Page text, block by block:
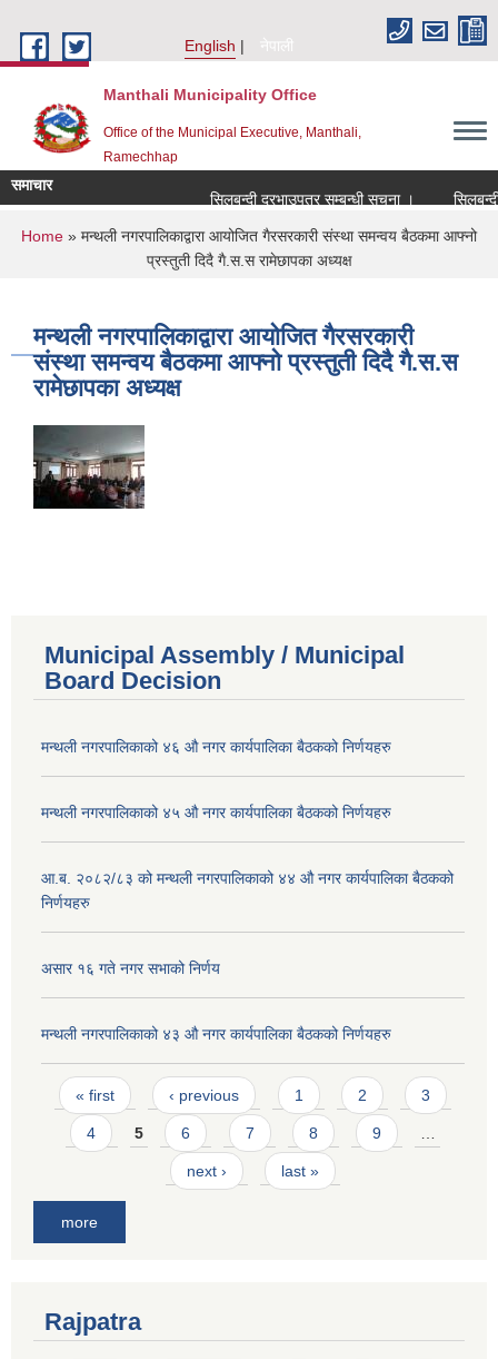
English
नेपाली
Manthali Municipality Office
Office of the Municipal Executive, Manthali,
Ramechhap
समाचार
सिलबन्दी दरभाउपत्र सम्बन्धी सूचना ।
सिलबन्दी
You are here
Home » मन्थली नगरपालिकाद्वारा आयोजित गैरसरकारी संस्था समन्वय बैठकमा आफ्नो
प्रस्तुती दिदै गै.स.स रामेछापका अध्यक्ष
मन्थली नगरपालिकाद्वारा आयोजित गैरसरकारी
संस्था समन्वय बैठकमा आफ्नो प्रस्तुती दिदै गै.स.स
रामेछापका अध्यक्ष
Municipal Assembly / Municipal
Board Decision
मन्थली नगरपालिकाको ४६ औ नगर कार्यपालिका बैठकको निर्णयहरु
मन्थली नगरपालिकाको ४५ औ नगर कार्यपालिका बैठकको निर्णयहरु
आ.ब. २०८२/८३ को मन्थली नगरपालिकाको ४४ औ नगर कार्यपालिका बैठकको
निर्णयहरु
असार १६ गते नगर सभाको निर्णय
मन्थली नगरपालिकाको ४३ औ नगर कार्यपालिका बैठकको निर्णयहरु
Pages
« first ‹ previous 1 2 3
4 5 6 7 8 9
next › last »
more
Rajpatra